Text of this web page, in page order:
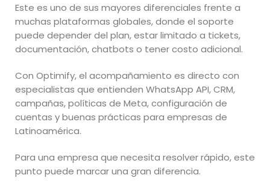
Este es uno de sus mayores diferenciales frente a
muchas plataformas globales, donde el soporte
puede depender del plan, estar limitado a tickets,
documentación, chatbots o tener costo adicional.
Con Optimify, el acompañamiento es directo con
especialistas que entienden WhatsApp API, CRM,
campañas, políticas de Meta, configuración de
cuentas y buenas prácticas para empresas de
Latinoamérica.
Para una empresa que necesita resolver rápido, este
punto puede marcar una gran diferencia.